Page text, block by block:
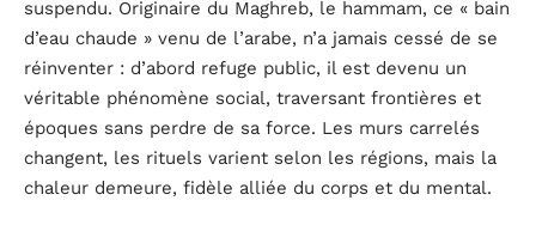
suspendu. Originaire du Maghreb, le hammam, ce « bain
d’eau chaude » venu de l’arabe, n’a jamais cessé de se
réinventer : d’abord refuge public, il est devenu un
véritable phénomène social, traversant frontières et
époques sans perdre de sa force. Les murs carrelés
changent, les rituels varient selon les régions, mais la
chaleur demeure, fidèle alliée du corps et du mental.